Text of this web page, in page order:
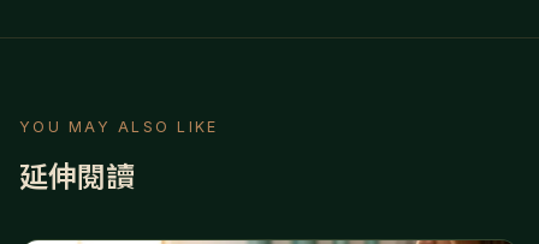
YOU MAY ALSO LIKE
延伸閱讀